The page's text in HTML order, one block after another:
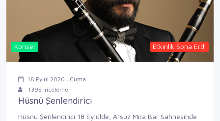
Konser Etkinlik Sona Erdi
18 Eylül 2020 , Cuma
1395 inceleme
Hüsnü Şenlendirici
Hüsnü Şenlendirici 18 Eylülde, Arsuz Mira Bar Sahnesinde